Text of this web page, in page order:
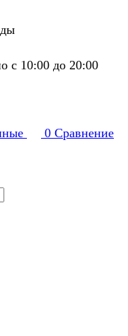
с 10:00 до 20:00
0 Сравнение